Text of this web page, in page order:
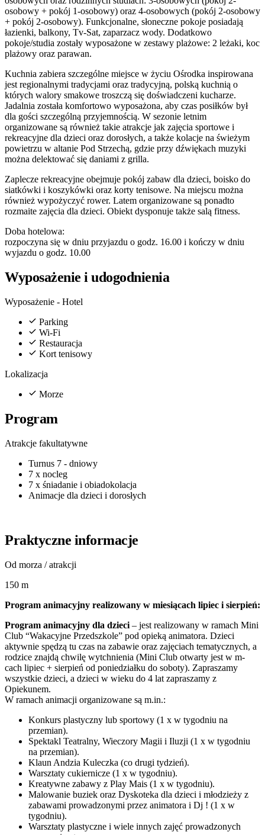
osobowy + pokój 1-osobowy) oraz 4-osobowych (pokój 2-osobowy
+ pokój 2-osobowy). Funkcjonalne, słoneczne pokoje posiadają
łazienki, balkony, Tv-Sat, zaparzacz wody. Dodatkowo
pokoje/studia zostały wyposażone w zestawy plażowe: 2 leżaki, koc
plażowy oraz parawan.
Kuchnia zabiera szczególne miejsce w życiu Ośrodka inspirowana
jest regionalnymi tradycjami oraz tradycyjną, polską kuchnią o
których walory smakowe troszczą się doświadczeni kucharze.
Jadalnia została komfortowo wyposażona, aby czas posiłków był
dla gości szczególną przyjemnością. W sezonie letnim
organizowane są również takie atrakcje jak zajęcia sportowe i
rekreacyjne dla dzieci oraz dorosłych, a także kolacje na świeżym
powietrzu w altanie Pod Strzechą, gdzie przy dźwiękach muzyki
można delektować się daniami z grilla.
Zaplecze rekreacyjne obejmuje pokój zabaw dla dzieci, boisko do
siatkówki i koszykówki oraz korty tenisowe. Na miejscu można
również wypożyczyć rower. Latem organizowane są ponadto
rozmaite zajęcia dla dzieci. Obiekt dysponuje także salą fitness.
Doba hotelowa:
rozpoczyna się w dniu przyjazdu o godz. 16.00 i kończy w dniu
wyjazdu o godz. 10.00
Wyposażenie i udogodnienia
Wyposażenie - Hotel
Parking
Wi-Fi
Restauracja
Kort tenisowy
Lokalizacja
Morze
Program
Atrakcje fakultatywne
Turnus 7 - dniowy
7 x nocleg
7 x śniadanie i obiadokolacja
Animacje dla dzieci i dorosłych
Praktyczne informacje
Od morza / atrakcji
150 m
Program animacyjny realizowany w miesiącach lipiec i sierpień:
Program animacyjny dla dzieci – jest realizowany w ramach Mini
Club “Wakacyjne Przedszkole” pod opieką animatora. Dzieci
aktywnie spędzą tu czas na zabawie oraz zajęciach tematycznych, a
rodzice znajdą chwilę wytchnienia (Mini Club otwarty jest w m-
cach lipiec + sierpień od poniedziałku do soboty). Zapraszamy
wszystkie dzieci, a dzieci w wieku do 4 lat zapraszamy z
Opiekunem.
W ramach animacji organizowane są m.in.:
Konkurs plastyczny lub sportowy (1 x w tygodniu na
przemian).
Spektakl Teatralny, Wieczory Magii i Iluzji (1 x w tygodniu
na przemian).
Klaun Andzia Kuleczka (co drugi tydzień).
Warsztaty cukiernicze (1 x w tygodniu).
Kreatywne zabawy z Play Mais (1 x w tygodniu).
Malowanie buziek oraz Dyskoteka dla dzieci i młodzieży z
zabawami prowadzonymi przez animatora i Dj ! (1 x w
tygodniu).
Warsztaty plastyczne i wiele innych zajęć prowadzonych